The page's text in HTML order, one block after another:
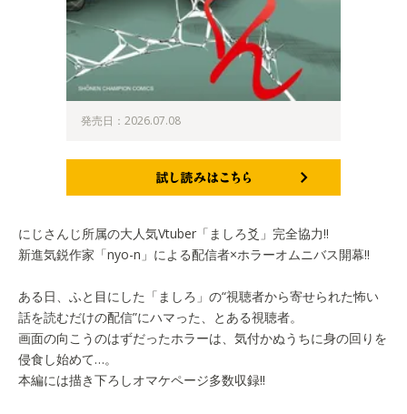
発売日：2026.07.08
にじさんじ所属の大人気Vtuber「ましろ爻」完全協力!!
新進気鋭作家「nyo-n」による配信者×ホラーオムニバス開幕!!
ある日、ふと目にした「ましろ」の“視聴者から寄せられた怖い
話を読むだけの配信”にハマった、とある視聴者。
画面の向こうのはずだったホラーは、気付かぬうちに身の回りを
侵食し始めて…。
本編には描き下ろしオマケページ多数収録!!